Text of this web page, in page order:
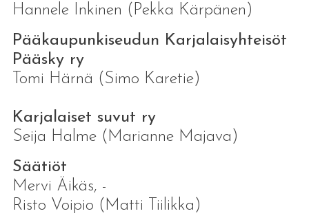
Hannele Inkinen (Pekka Kärpänen)
Pääkaupunkiseudun Karjalaisyhteisöt
Pääsky ry
Tomi Härnä (Simo Karetie)
Karjalaiset suvut ry
Seija Halme (Marianne Majava)
Säätiöt
Mervi Äikäs, -
Risto Voipio (Matti Tiilikka)